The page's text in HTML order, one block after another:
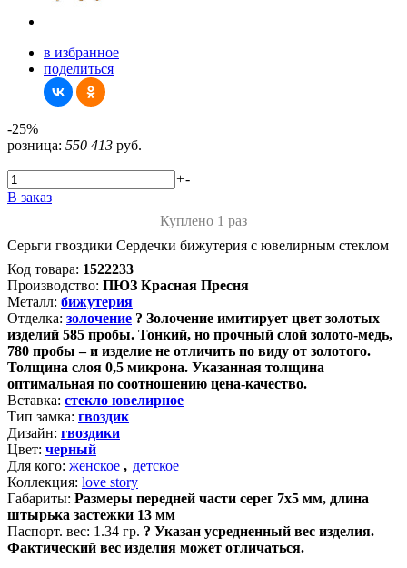
в избранное
поделиться
-25%
розница: 550 413 руб.
+-
В заказ
Куплено 1 раз
Серьги гвоздики Сердечки бижутерия с ювелирным стеклом
Код товара: 1522233
Производство: ПЮЗ Красная Пресня
Металл: бижутерия
Отделка: золочение ? Золочение имитирует цвет золотых
изделий 585 пробы. Тонкий, но прочный слой золото-медь,
780 пробы – и изделие не отличить по виду от золотого.
Толщина слоя 0,5 микрона. Указанная толщина
оптимальная по соотношению цена-качество.
Вставка: стекло ювелирное
Тип замка: гвоздик
Дизайн: гвоздики
Цвет: черный
Для кого: женское , детское
Коллекция: love story
Габариты: Размеры передней части серег 7х5 мм, длина
штырька застежки 13 мм
Паспорт. вес: 1.34 гр. ? Указан усредненный вес изделия.
Фактический вес изделия может отличаться.